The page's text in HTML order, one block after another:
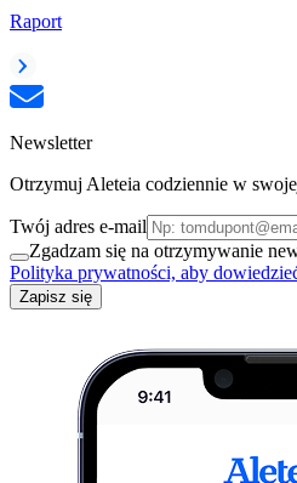
Raport
Newsletter
Otrzymuj Aleteia codziennie w
Twój adres e-mail
Zgadzam się na otrzymywanie
Polityka prywatności, aby
Zapisz się